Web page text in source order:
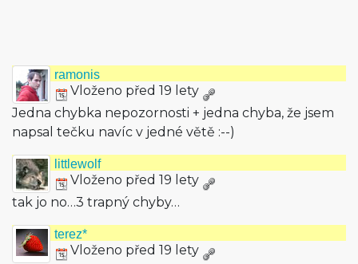
ramonis
Vloženo před 19 lety
Jedna chybka nepozornosti + jedna chyba, že jsem
napsal tečku navíc v jedné větě :--)
littlewolf
Vloženo před 19 lety
tak jo no…3 trapný chyby…
terez*
Vloženo před 19 lety